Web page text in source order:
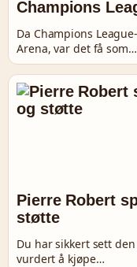
Champions
Da Champions
Arena, var det få som…
Pierre Robert
støtte
Du har sikkert sett
vurdert å kjøpe…